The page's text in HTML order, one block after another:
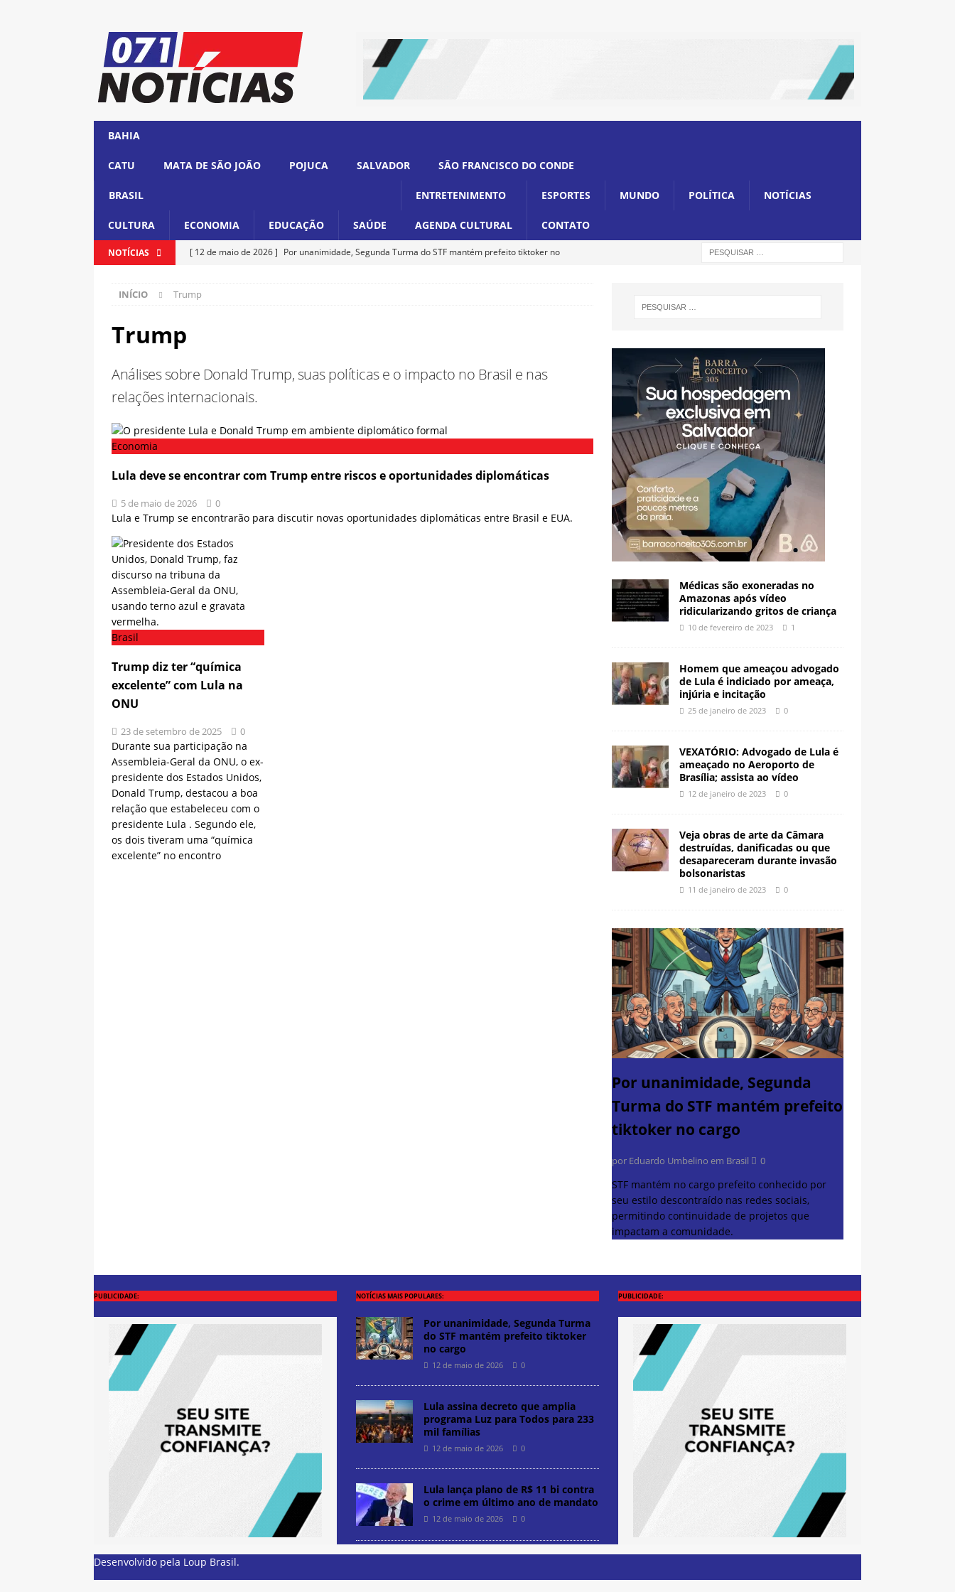
BAHIA
CATU MATA DE SÃO JOÃO POJUCA SALVADOR SÃO FRANCISCO DO CONDE
BRASIL
CULTURA ECONOMIA EDUCAÇÃO SAÚDE
ENTRETENIMENTO
AGENDA CULTURAL
ESPORTES MUNDO POLÍTICA NOTÍCIAS
CONTATO
NOTÍCIAS [ 12 de maio de 2026 ] Por unanimidade, Segunda Turma do STF mantém prefeito tiktoker no
[ 12 de maio de 2026 ]
BRASIL
[ 12 de maio de 2026 ]
ESPORTES
INÍCIO Trump
Trump
Análises sobre Donald Trump, suas políticas e o impacto no Brasil e nas
relações internacionais.
Economia
Lula deve se encontrar com Trump entre riscos e oportunidades diplomáticas
5 de maio de 2026 0
Lula e Trump se encontrarão para discutir novas oportunidades diplomáticas entre Brasil e EUA.
Brasil
Trump diz ter “química
excelente” com Lula na
ONU
23 de setembro de 2025 0
Durante sua participação na
Assembleia-Geral da ONU, o ex-
presidente dos Estados Unidos,
Donald Trump, destacou a boa
relação que estabeleceu com o
presidente Lula . Segundo ele,
os dois tiveram uma “química
excelente” no encontro
Médicas são exoneradas no
Amazonas após vídeo
ridicularizando gritos de criança
10 de fevereiro de 2023 1
Homem que ameaçou advogado
de Lula é indiciado por ameaça,
injúria e incitação
25 de janeiro de 2023 0
VEXATÓRIO: Advogado de Lula é
ameaçado no Aeroporto de
Brasília; assista ao vídeo
12 de janeiro de 2023 0
Veja obras de arte da Câmara
destruídas, danificadas ou que
desapareceram durante invasão
bolsonaristas
11 de janeiro de 2023 0
Por unanimidade, Segunda
Turma do STF mantém prefeito
tiktoker no cargo
por Eduardo Umbelino em Brasil 0
STF mantém no cargo prefeito conhecido por
seu estilo descontraído nas redes sociais,
permitindo continuidade de projetos que
impactam a comunidade.
PUBLICIDADE: NOTÍCIAS MAIS POPULARES:
Por unanimidade, Segunda Turma
do STF mantém prefeito tiktoker
no cargo
12 de maio de 2026 0
Lula assina decreto que amplia
programa Luz para Todos para 233
mil famílias
12 de maio de 2026 0
Lula lança plano de R$ 11 bi contra
o crime em último ano de mandato
12 de maio de 2026 0
PUBLICIDADE:
Desenvolvido pela Loup Brasil.